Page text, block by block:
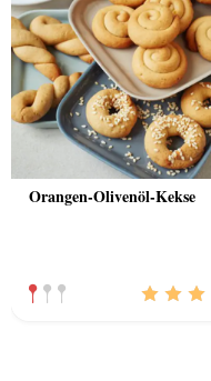
Orangen-Olivenöl-Kekse